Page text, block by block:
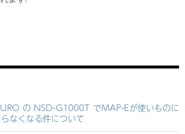
の NSD-G1000T でMAP-Eが使いものに
なくなる件について